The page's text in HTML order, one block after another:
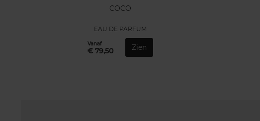
COCO
EAU DE PARFUM
Vanaf
€ 79,50 Zien